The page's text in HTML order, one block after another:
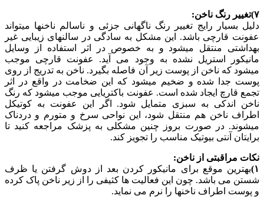
۷)تغییر رنگ ناخن:
دلیل بسیار رایج تغییر رنگ ناگهانی جزئی و ناسالم ناخنها میتواند
عفونت قارچی باشد. این مشکل به سادگی در سالنهای زیبایی غیر
بهداشتی منتقل میشود و به خصوص در اثر استفاده از وسایل
مانیکور استریل نشده به وجود می آید. عفونت قارچی موجب
میشود که ناخن از پوست زیر آن فاصله بگیرد. ناخن به تدریج از روی
پوست جدا شده و ضخیم میشود که این ضخامت در واقع در اثر
تجمع قارچ ایجاد شده است. عفونت باکتریایی موجب میشود که رنگ
ناخن اندکی به سبزی متمایل شود. اگر این عفونت به کوتیکل
اطراف ناخن هم منتقل شود، این نواحی سرخ و متورم و دردناک
میشوند. در صورت بروز چنین مشکلی به پزشک مراجعه کنید تا
برایتان آنتی بیوتیک مناسب را تجویز کند.
نکات مراقبتی از ناخن:
۱) بهترین موقع برای مانیکور کردن بعد از دوش گرفتن یا ظرف
شستن می باشد. چون این فعالیت ها کثیفی را از زیر ناخن پاک کرده
و پوست اطراف ناخنها را نرم می نماید.